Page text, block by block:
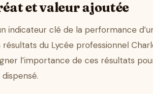
et valeur ajoutée
indicateur clé de la performance
du Lycée professionnel
l’importance de ces résultats